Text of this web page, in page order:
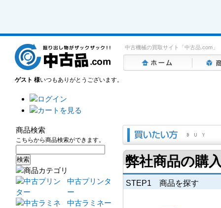
中古機械の買取サイト「中古品.com」
ゲスト 様いつもありがとうございます。
弊社商品の購
STEP1 商品を探す
商品検索
こちらから商品検索ができます。
中古プリンタ
ー
中古ラミネー